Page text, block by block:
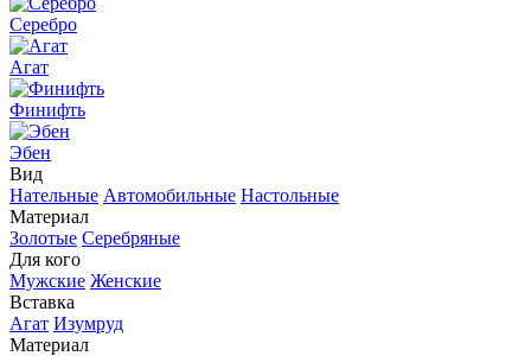
Серебро
Агат
Финифть
Эбен
Вид
Нательные Автомобильные Настольные
Материал
Золотые Серебряные
Для кого
Мужские Женские
Вставка
Агат Изумруд
Материал